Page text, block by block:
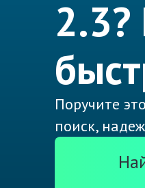
Поручите
поиск,